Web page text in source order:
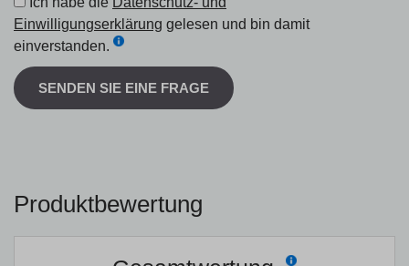
Einwilligungserklärung gelesen und bin damit
einverstanden.
SENDEN SIE EINE FRAGE
Produktbewertung